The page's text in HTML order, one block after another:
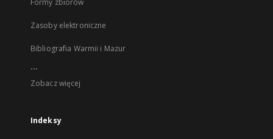
Formy zbiorów
Zasoby elektroniczne
Bibliografia Warmii i Mazur
...
Zobacz więcej
Indeksy